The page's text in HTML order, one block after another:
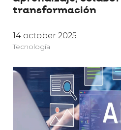
transformación
14 october 2025
Tecnología